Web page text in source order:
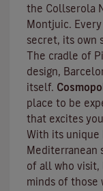
the Collserola
Montjuic.
secret, its own
The cradle of
design,
itself.
place to be
that excites
With its unique
Mediterranean
of all who visit,
minds of those